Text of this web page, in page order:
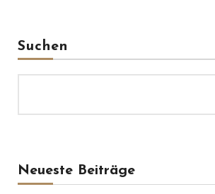
Suchen
Neueste Beiträge